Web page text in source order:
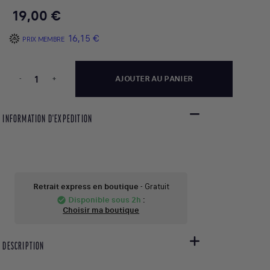
19,00 €
PRIX MEMBRE 16,15 €
- + AJOUTER AU PANIER
INFORMATION D'EXPEDITION
Retrait express en boutique - Gratuit
check_circle Disponible sous 2h :
Choisir ma boutique
DESCRIPTION